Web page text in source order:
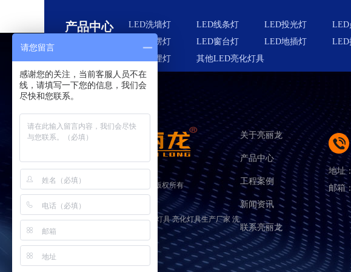
产品中心 LED洗墙灯 LED线条灯 LED投光灯
LED
LED瓦楞灯
LED窗台灯 LED地插灯
LED
LED地埋灯
其他LED亮化灯具
广东亮丽龙照明股份有限公司
版权所有
备案号：粤ICP备05135607号
关键词：亮化工程灯具 led户外亮化灯具 亮化灯具生产厂家 洗
墙灯厂家 led洗墙灯
网站地图
关于亮丽龙
产品中心
工程案例
新闻资讯
联系亮丽龙
地址
邮箱
请您留言
感谢您的关注，当前客服人员不在
线，请填写一下您的信息，我们会
尽快和您联系。